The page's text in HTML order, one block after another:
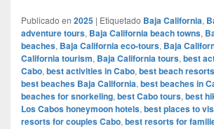
Publicado en 2025 | Etiquetado Baja California,
adventure tours, Baja California beach towns,
beaches, Baja California eco-tours, Baja
California tourism, Baja California tours, best
Cabo, best activities in Cabo, best beach
best beaches Baja California, best beaches in
beaches for snorkeling, best Cabo tours, best
Los Cabos honeymoon hotels, best places to
resorts for couples Cabo, best resorts for